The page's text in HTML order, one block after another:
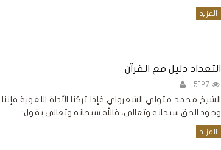
المزيد
التعداد دليل مع القرآن
الشيخ محمد متولي الشعرواي فإذا تركنا الأدلة اللغوية
وجود الحق سبحانه وتعالى، فالله سبحانه وتعالى يقول:
المزيد